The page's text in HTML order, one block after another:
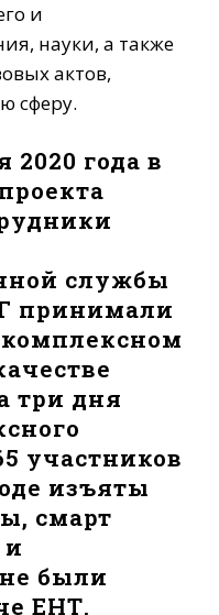
и
науки, а также
актов,
сферу.
2020 года в
службы
принимали
три дня
участников
изъяты
смарт
были
ЕНТ.